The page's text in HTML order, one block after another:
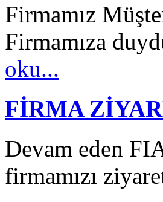
Firmamız
Firmamıza
oku...
FİRMA
Devam eden
firmamızı